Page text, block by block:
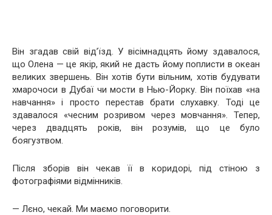
Він згадав свій від’їзд. У вісімнадцять йому здавалося,
що Олена — це якір, який не дасть йому поплисти в океан
великих звершень. Він хотів бути вільним, хотів будувати
хмарочоси в Дубаї чи мости в Нью-Йорку. Він поїхав «на
навчання» і просто перестав брати слухавку. Тоді це
здавалося «чесним розривом через мовчання». Тепер,
через двадцять років, він розумів, що це було
боягузтвом.
Після зборів він чекав її в коридорі, під стіною з
фотографіями відмінників.
— Лєно, чекай. Ми маємо поговорити.